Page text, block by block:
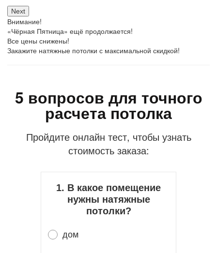
Next
Внимание!
«Чёрная Пятница» ещё продолжается!
Все цены снижены!
Закажите натяжные потолки с максимальной скидкой!
5 вопросов для точного
расчета потолка
Пройдите онлайн тест, чтобы узнать
стоимость заказа:
1. В какое помещение
нужны натяжные
потолки?
дом